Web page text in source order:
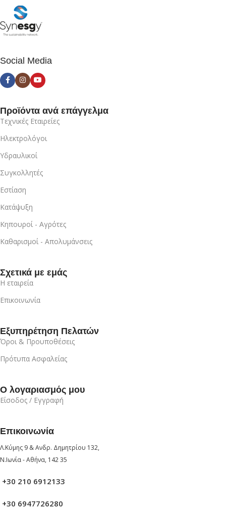
Social Media
Προϊόντα ανά επάγγελμα
Τεχνικές Εταιρείες
Ηλεκτρολόγοι
Υδραυλικοί
Συγκολλητές
Εστίαση
Κατάψυξη
Κηπουροί - Αγρότες
Καθαρισμοί - Απολυμάνσεις
Σχετικά με εμάς
Η εταιρεία
Επικοινωνία
Εξυπηρέτηση Πελατών
Όροι & Προυποθέσεις
Πρότυπα Ασφαλείας
Ο λογαριασμός μου
Είσοδος / Εγγραφή
Επικοινωνία
Λ.Κύμης 9 & Ανδρ. Δημητρίου 132,
Ν.Ιωνία - Αθήνα, 142 35
+30 210 6912133
+30 6947726280